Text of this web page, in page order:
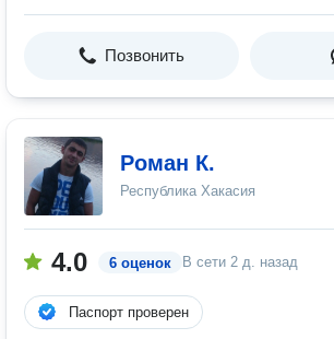
Позвонить
Роман К.
Республика Хакасия
4.0 6 оценок В сети 2 д. назад
Паспорт проверен